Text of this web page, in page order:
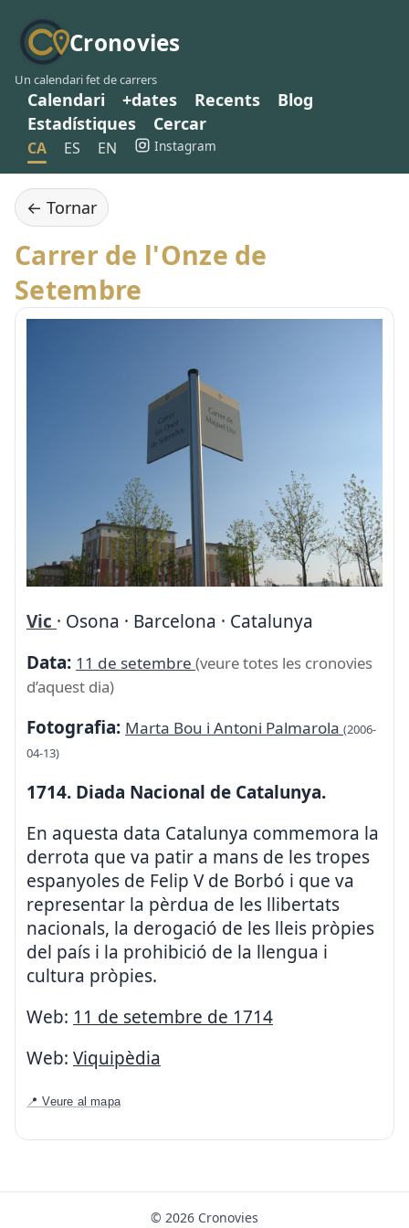
Cronovies
Un calendari fet de carrers
Calendari +dates Recents
Blog
Estadístiques
Cercar
CA ES EN Instagram
← Tornar
Carrer de l'Onze de
Setembre
Vic · Osona · Barcelona · Catalunya
Data: 11 de setembre (veure totes les cronovies
d’aquest dia)
Fotografia: Marta Bou i Antoni Palmarola (2006-
04-13)
1714. Diada Nacional de Catalunya.
En aquesta data Catalunya commemora la
derrota que va patir a mans de les tropes
espanyoles de Felip V de Borbó i que va
representar la pèrdua de les llibertats
nacionals, la derogació de les lleis pròpies
del país i la prohibició de la llengua i
cultura pròpies.
Web: 11 de setembre de 1714
Web: Viquipèdia
📍 Veure al mapa
© 2026 Cronovies